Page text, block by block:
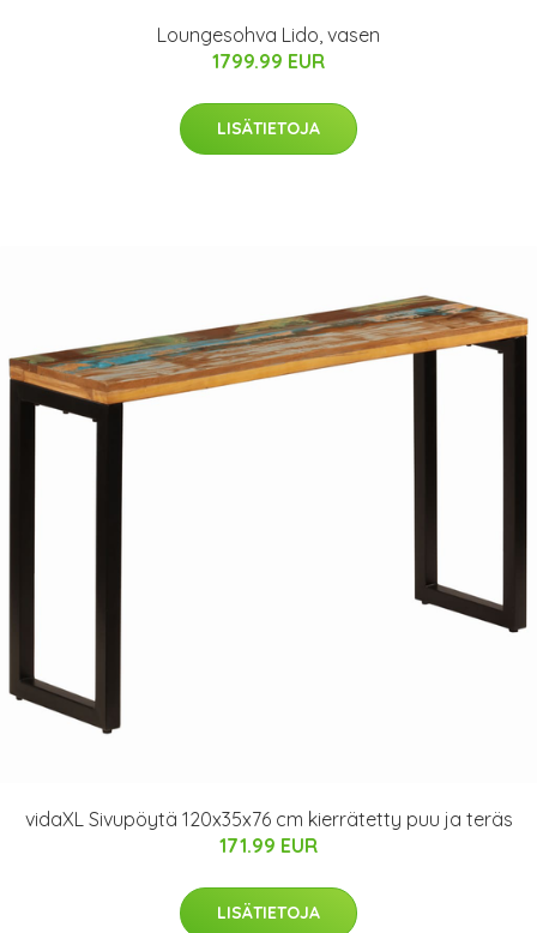
Loungesohva Lido, vasen
1799.99 EUR
LISÄTIETOJA
vidaXL Sivupöytä 120x35x76 cm kierrätetty puu ja teräs
171.99 EUR
LISÄTIETOJA